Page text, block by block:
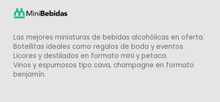
Las mejores miniaturas de bebidas alcohólicas en oferta.
Botellitas ideales como regalos de boda y eventos.
Licores y destilados en formato mini y petaca.
Vinos y espumosos tipo cava, champagne en formato
benjamín.